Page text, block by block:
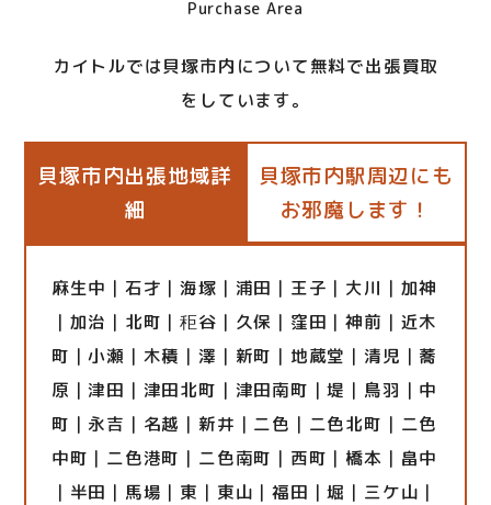
Purchase Area
カイトルでは貝塚市内について無料で出張買取
をしています。
貝塚市内出張地域詳
細
貝塚市内駅周辺にも
お邪魔します！
麻生中｜石才｜海塚｜浦田｜王子｜大川｜加神
｜加治｜北町｜秬谷｜久保｜窪田｜神前｜近木
町｜小瀬｜木積｜澤｜新町｜地蔵堂｜清児｜蕎
原｜津田｜津田北町｜津田南町｜堤｜鳥羽｜中
町｜永吉｜名越｜新井｜二色｜二色北町｜二色
中町｜二色港町｜二色南町｜西町｜橋本｜畠中
｜半田｜馬場｜東｜東山｜福田｜堀｜三ケ山｜